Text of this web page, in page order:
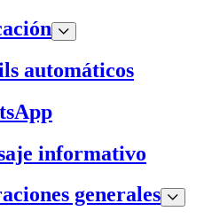
automáticos
informativo
generales